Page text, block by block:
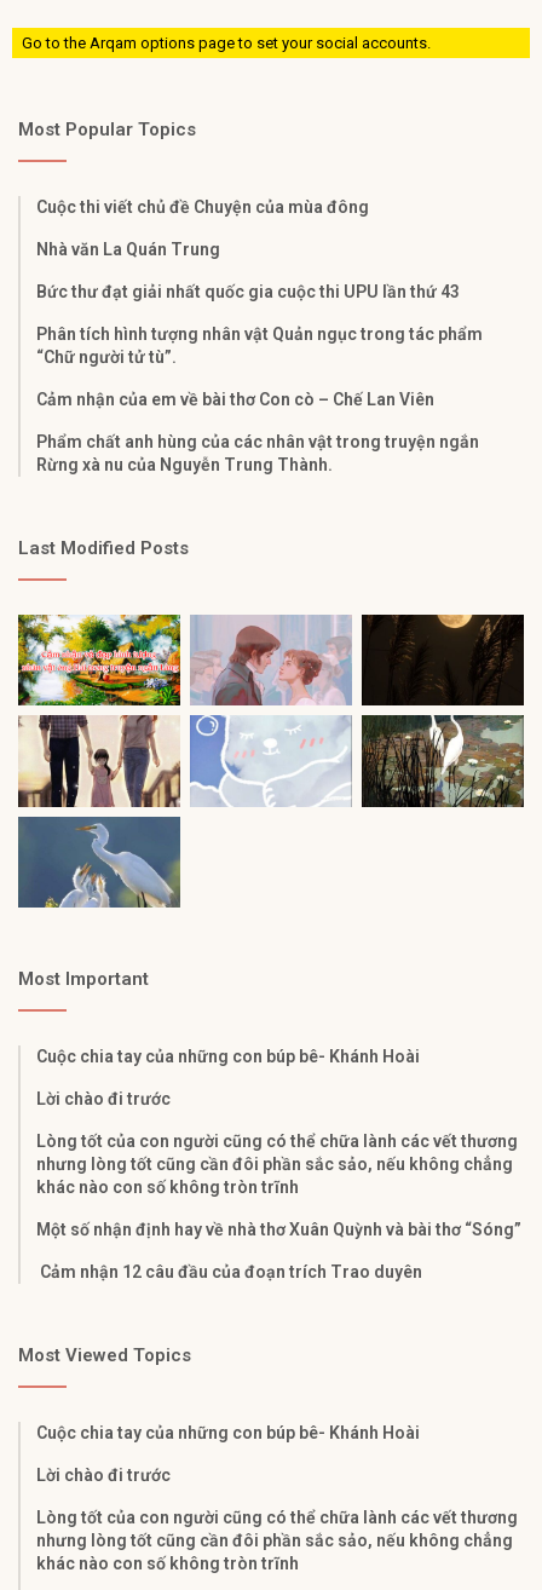
Go to the Arqam options page to set your social accounts.
Most Popular Topics
Cuộc thi viết chủ đề Chuyện của mùa đông
Nhà văn La Quán Trung
Bức thư đạt giải nhất quốc gia cuộc thi UPU lần thứ 43
Phân tích hình tượng nhân vật Quản ngục trong tác phẩm
“Chữ người tử tù”.
Cảm nhận của em về bài thơ Con cò – Chế Lan Viên
Phẩm chất anh hùng của các nhân vật trong truyện ngắn
Rừng xà nu của Nguyễn Trung Thành.
Last Modified Posts
Most Important
Cuộc chia tay của những con búp bê- Khánh Hoài
Lời chào đi trước
Lòng tốt của con người cũng có thể chữa lành các vết thương
nhưng lòng tốt cũng cần đôi phần sắc sảo, nếu không chẳng
khác nào con số không tròn trĩnh
Một số nhận định hay về nhà thơ Xuân Quỳnh và bài thơ “Sóng”
Cảm nhận 12 câu đầu của đoạn trích Trao duyên
Most Viewed Topics
Cuộc chia tay của những con búp bê- Khánh Hoài
Lời chào đi trước
Lòng tốt của con người cũng có thể chữa lành các vết thương
nhưng lòng tốt cũng cần đôi phần sắc sảo, nếu không chẳng
khác nào con số không tròn trĩnh